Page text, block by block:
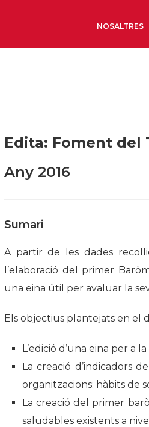
NOSALTRES
Edita: Foment del
Any 2016
Sumari
A partir de les dades
l’elaboració del primer
una eina útil per avaluar la
Els objectius plantejats en el
L’edició d’una eina per a
La creació d’indicadors
organitzacions: hàbits de
La creació del primer
saludables existents a